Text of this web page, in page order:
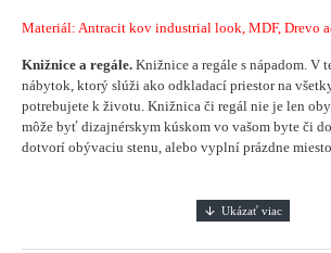
Materiál: Antracit kov industrial look, MDF, Drevo
Knižnice a regále. Knižnice a regále s nápadom. V
nábytok, ktorý slúži ako odkladací priestor na
potrebujete k životu. Knižnica či regál nie je len
môže byť dizajnérskym kúskom vo vašom byte či
dotvorí obývaciu stenu, alebo vyplní prázdne